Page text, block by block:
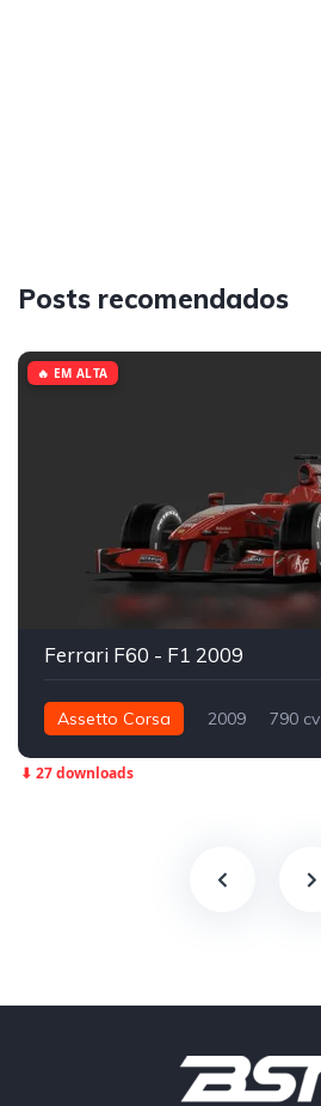
Posts recomendados
Ferrari F60 - F1 2009
Assetto Corsa 2009 790 cv
🔥 EM ALTA
⬇ 27 downloads